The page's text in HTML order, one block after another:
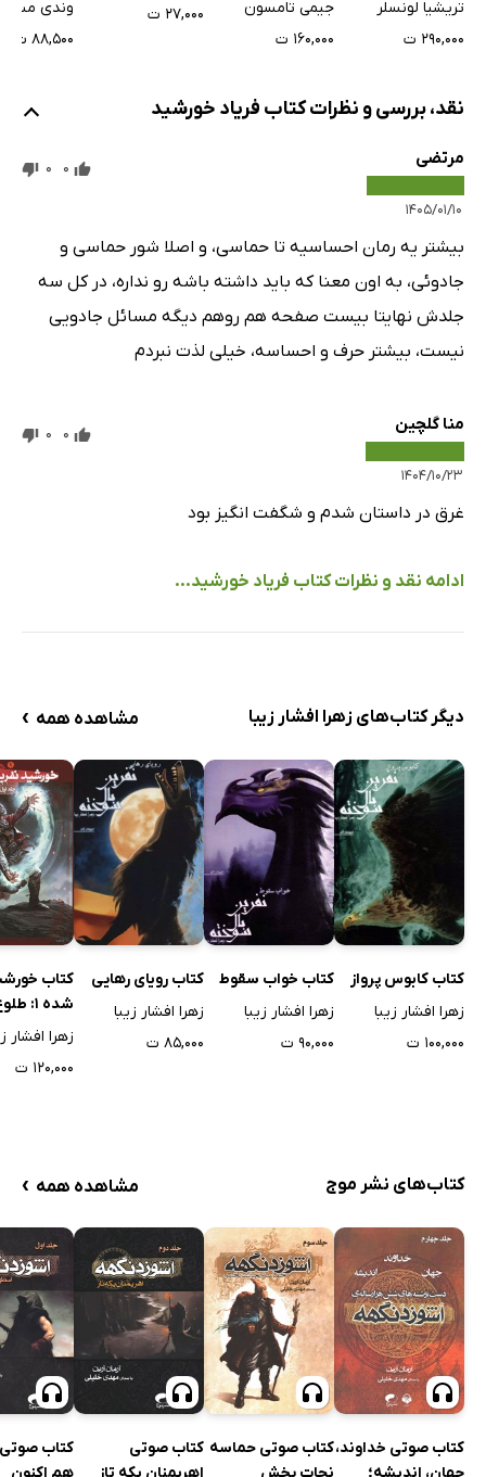
تریشیا لونسلر
۲۹۰,۰۰۰ ت
جیمی تامسون
۱۶۰,۰۰۰ ت
۲۷,۰۰۰ ت
وندی مس
۸۸,۵۰۰ ت
نقد، بررسی و نظرات کتاب فریاد خورشید
مرتضی
۱۴۰۵/۰۱/۱۰
0
0
بیشتر یه رمان احساسیه تا حماسی، و اصلا شور حماسی و
جادوئی، به اون معنا که باید داشته باشه رو نداره، در کل سه
جلدش نهایتا بیست صفحه هم روهم دیگه مسائل جادویی
نیست، بیشتر حرف و احساسه، خیلی لذت نبردم
منا گلچین
۱۴۰۴/۱۰/۲۳
0
0
غرق در داستان شدم و شگفت انگیز بود
ادامه نقد و نظرات کتاب فریاد خورشید...
دیگر کتاب‌های زهرا افشار زیبا مشاهده همه ›
کتاب کابوس پرواز
زهرا افشار زیبا
۱۰۰,۰۰۰ ت
کتاب خواب سقوط
زهرا افشار زیبا
۹۰,۰۰۰ ت
کتاب رویای رهایی
زهرا افشار زیبا
۸۵,۰۰۰ ت
کتاب
شده 1:
خورشید
زهرا افشار
۱۲۰,۰۰۰ ت
کتاب‌های نشر موج مشاهده همه ›
کتاب صوتی خداوند،
جهان، اندیشه؛
کتاب صوتی حماسه
نجات بخش
کتاب صوتی
اهریمنان یکه تاز
کتاب
هم اکنون